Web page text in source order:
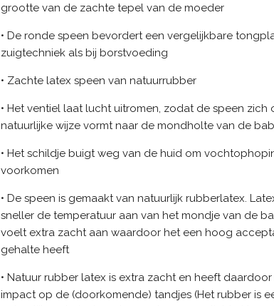
grootte van de zachte tepel van de moeder
• De ronde speen bevordert een vergelijkbare
zuigtechniek als bij borstvoeding
• Zachte latex speen van natuurrubber
• Het ventiel laat lucht uitromen, zodat de speen zich
natuurlijke wijze vormt naar de mondholte van de
• Het schildje buigt weg van de huid om
voorkomen
• De speen is gemaakt van natuurlijk rubberlatex.
sneller de temperatuur aan van het mondje van de
voelt extra zacht aan waardoor het een hoog
gehalte heeft
• Natuur rubber latex is extra zacht en heeft
impact op de (doorkomende) tandjes (Het rubber is